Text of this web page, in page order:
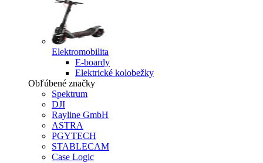
Elektromobilita
E-boardy
Elektrické kolobežky
Obľúbené značky
Spektrum
DJI
Rayline GmbH
ASTRA
PGYTECH
STABLECAM
Case Logic